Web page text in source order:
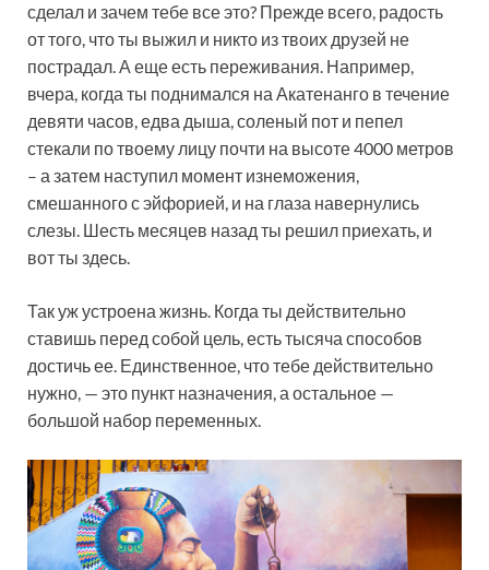
сделал и зачем тебе все это? Прежде всего, радость
от того, что ты выжил и никто из твоих друзей не
пострадал. А еще есть переживания. Например,
вчера, когда ты поднимался на Акатенанго в течение
девяти часов, едва дыша, соленый пот и пепел
стекали по твоему лицу почти на высоте 4000 метров
– а затем наступил момент изнеможения,
смешанного с эйфорией, и на глаза навернулись
слезы. Шесть месяцев назад ты решил приехать, и
вот ты здесь.
Так уж устроена жизнь. Когда ты действительно
ставишь перед собой цель, есть тысяча способов
достичь ее. Единственное, что тебе действительно
нужно, — это пункт назначения, а остальное —
большой набор переменных.